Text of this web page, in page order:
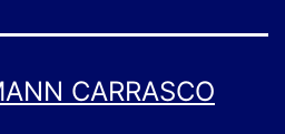
CARRASCO